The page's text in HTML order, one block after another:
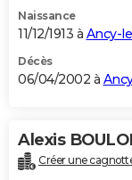
Naissance
11/12/1913 à Ancy-
Décès
06/04/2002 à
Alexis
Créer une